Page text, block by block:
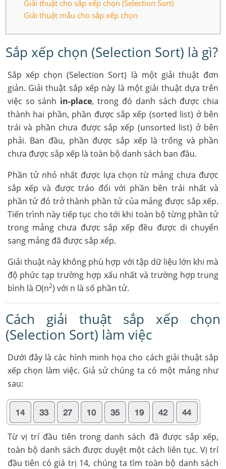
Giải thuật cho sắp xếp chọn (Selection Sort)
Giải thuật mẫu cho sắp xếp chọn
Sắp xếp chọn (Selection Sort) là gì?
Sắp xếp chọn (Selection Sort) là một giải thuật đơn
giản. Giải thuật sắp xếp này là một giải thuật dựa trên
việc so sánh in-place, trong đó danh sách được chia
thành hai phần, phần được sắp xếp (sorted list) ở bên
trái và phần chưa được sắp xếp (unsorted list) ở bên
phải. Ban đầu, phần được sắp xếp là trống và phần
chưa được sắp xếp là toàn bộ danh sách ban đầu.
Phần tử nhỏ nhất được lựa chọn từ mảng chưa được
sắp xếp và được tráo đổi với phần bên trái nhất và
phần tử đó trở thành phần tử của mảng được sắp xếp.
Tiến trình này tiếp tục cho tới khi toàn bộ từng phần tử
trong mảng chưa được sắp xếp đều được di chuyển
sang mảng đã được sắp xếp.
Giải thuật này không phù hợp với tập dữ liệu lớn khi mà
độ phức tạp trường hợp xấu nhất và trường hợp trung
bình là O(n2) với n là số phần tử.
Cách giải thuật sắp xếp chọn
(Selection Sort) làm việc
Dưới đây là các hình minh họa cho cách giải thuật sắp
xếp chọn làm việc. Giả sử chúng ta có một mảng như
sau:
Từ vị trí đầu tiên trong danh sách đã được sắp xếp,
toàn bộ danh sách được duyệt một cách liên tục. Vị trí
đầu tiên có giá trị 14, chúng ta tìm toàn bộ danh sách